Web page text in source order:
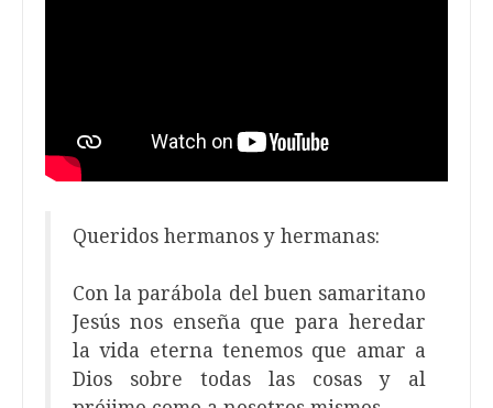
Queridos hermanos y hermanas:
Con la parábola del buen samaritano
Jesús nos enseña que para heredar
la vida eterna tenemos que amar a
Dios sobre todas las cosas y al